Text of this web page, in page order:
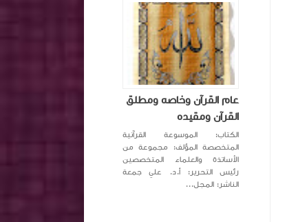
عام القرآن وخاصه ومطلق
القرآن ومقيده
الكتاب: الموسوعة القرآنية
المتخصصة المؤلف: مجموعة من
الأساتذة والعلماء المتخصصين
رئيس التحرير: أ.د. علي جمعة
الناشر: المجل...